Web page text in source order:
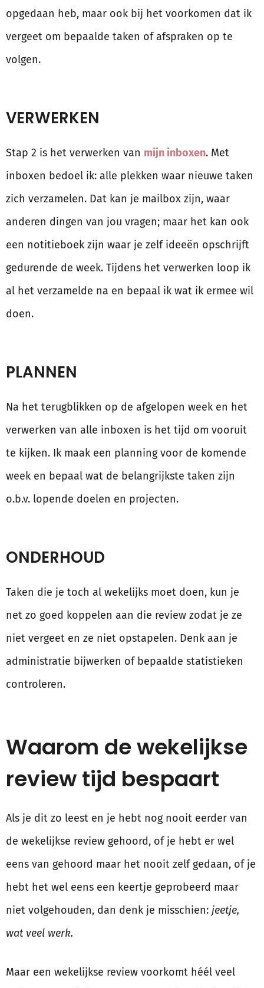
opgedaan heb, maar ook bij het voorkomen dat ik
vergeet om bepaalde taken of afspraken op te
volgen.
VERWERKEN
Stap 2 is het verwerken van mijn inboxen. Met
inboxen bedoel ik: alle plekken waar nieuwe taken
zich verzamelen. Dat kan je mailbox zijn, waar
anderen dingen van jou vragen; maar het kan ook
een notitieboek zijn waar je zelf ideeën opschrijft
gedurende de week. Tijdens het verwerken loop ik
al het verzamelde na en bepaal ik wat ik ermee wil
doen.
PLANNEN
Na het terugblikken op de afgelopen week en het
verwerken van alle inboxen is het tijd om vooruit
te kijken. Ik maak een planning voor de komende
week en bepaal wat de belangrijkste taken zijn
o.b.v. lopende doelen en projecten.
ONDERHOUD
Taken die je toch al wekelijks moet doen, kun je
net zo goed koppelen aan die review zodat je ze
niet vergeet en ze niet opstapelen. Denk aan je
administratie bijwerken of bepaalde statistieken
controleren.
Waarom de wekelijkse
review tijd bespaart
Als je dit zo leest en je hebt nog nooit eerder van
de wekelijkse review gehoord, of je hebt er wel
eens van gehoord maar het nooit zelf gedaan, of je
hebt het wel eens een keertje geprobeerd maar
niet volgehouden, dan denk je misschien: jeetje,
wat veel werk.
Maar een wekelijkse review voorkomt héél veel